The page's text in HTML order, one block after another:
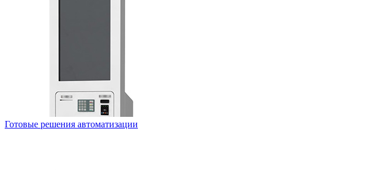
Готовые решения автоматизации